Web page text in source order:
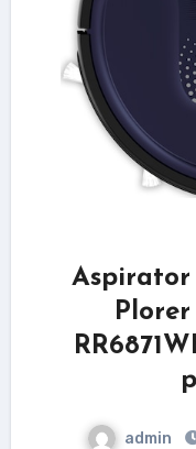
Aspirator
admin